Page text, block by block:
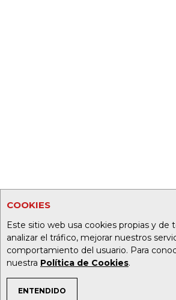
COOKIES
Este sitio web usa cookies propias y de
analizar el tráfico, mejorar nuestros
comportamiento del usuario. Para
nuestra Política de Cookies.
ENTENDIDO